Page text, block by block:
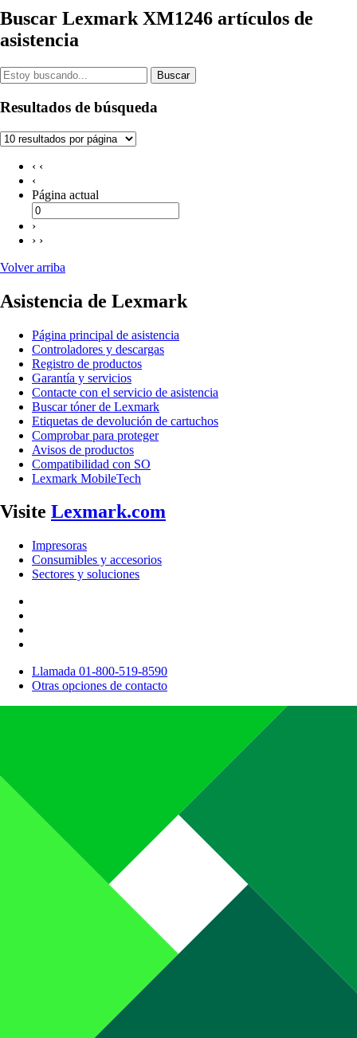
Buscar Lexmark XM1246 artículos de
asistencia
Buscar
Resultados de búsqueda
‹ ‹
‹
Página actual
›
› ›
Volver arriba
Asistencia de Lexmark
Página principal de asistencia
Controladores y descargas
Registro de productos
Garantía y servicios
Contacte con el servicio de asistencia
Buscar tóner de Lexmark
Etiquetas de devolución de cartuchos
Comprobar para proteger
Avisos de productos
Compatibilidad con SO
Lexmark MobileTech
Visite Lexmark.com
Impresoras
Consumibles y accesorios
Sectores y soluciones
Llamada 01-800-519-8590
Otras opciones de contacto